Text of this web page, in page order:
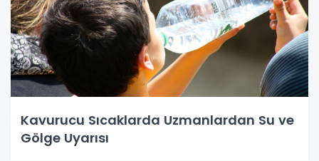
Kavurucu Sıcaklarda Uzmanlardan Su ve
Gölge Uyarısı